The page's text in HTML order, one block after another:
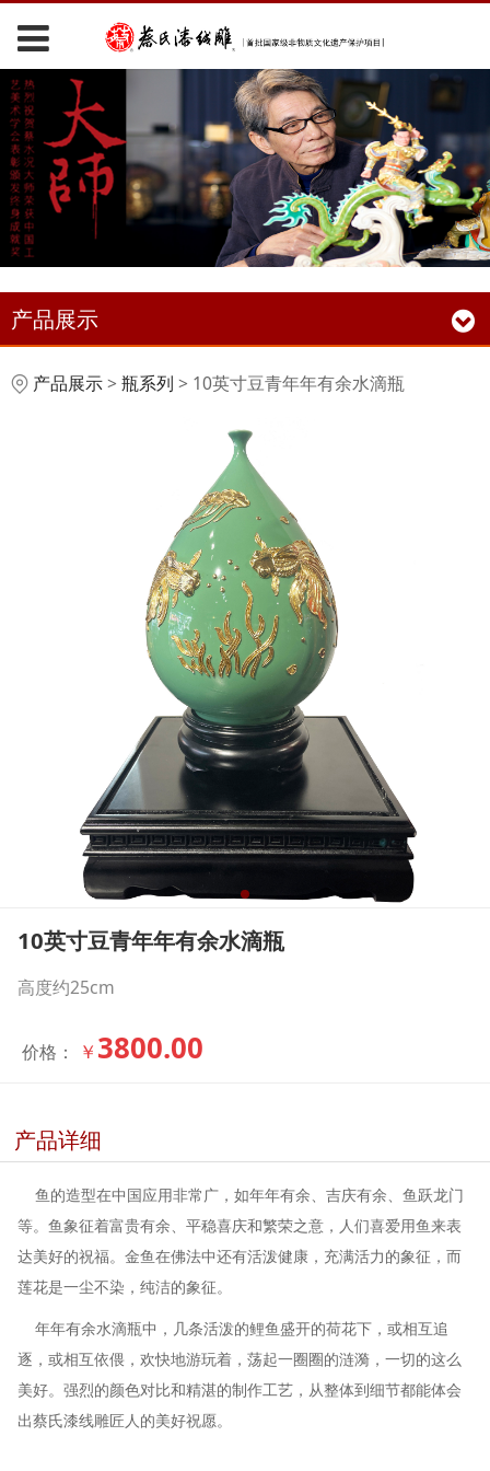
产品展示
10英寸豆青年年有余水
产品展示> 瓶系列 > 10英寸豆青年年有余水滴瓶
10英寸豆青年年有余水滴瓶
高度约25cm
价格： ￥ 3800.00
产品详细
鱼的造型在中国应用非常广，如年年有余、吉庆有余、鱼跃龙门
等。鱼象征着富贵有余、平稳喜庆和繁荣之意，人们喜爱用鱼来表
达美好的祝福。金鱼在佛法中还有活泼健康，充满活力的象征，而
莲花是一尘不染，纯洁的象征。
年年有余水滴瓶中，几条活泼的鲤鱼盛开的荷花下，或相互追
逐，或相互依偎，欢快地游玩着，荡起一圈圈的涟漪，一切的这么
美好。强烈的颜色对比和精湛的制作工艺，从整体到细节都能体会
出蔡氏漆线雕匠人的美好祝愿。